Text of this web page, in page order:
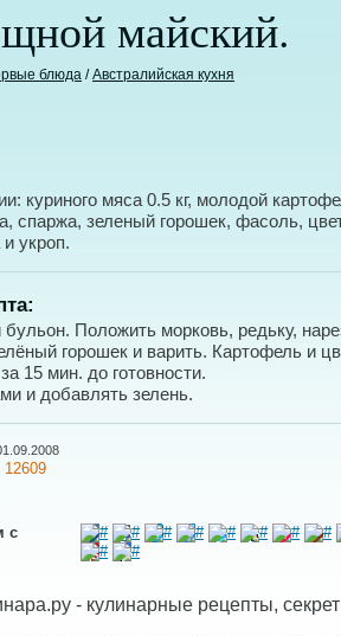
майский.
блюда /Австралийская кухня
куриного мяса 0.5 кг, молодой
спаржа, зеленый горошек, фасоль,
укроп.
Положить морковь, редьку,
горошек и варить. Картофель и
15 мин. до готовности.
и добавлять зелень.
12609
с
- кулинарные рецепты,